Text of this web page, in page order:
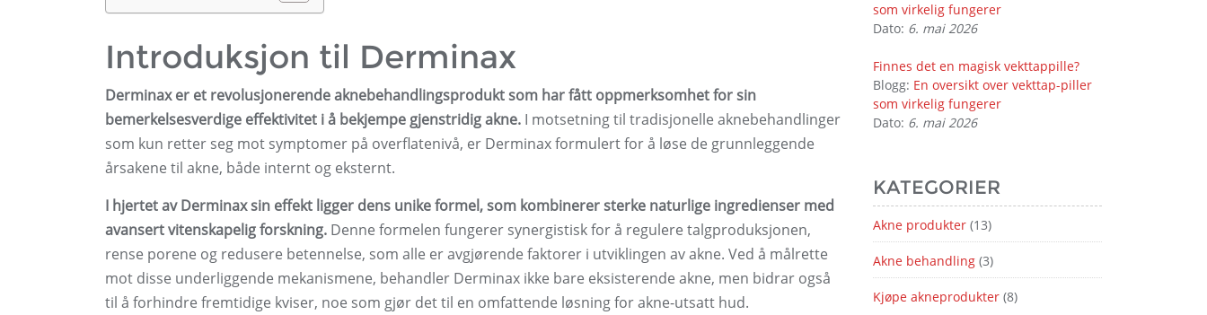
Introduksjon til Derminax
Derminax er et revolusjonerende aknebehandlingsprodukt som har fått oppmerksomhet for sin
bemerkelsesverdige effektivitet i å bekjempe gjenstridig akne. I motsetning til tradisjonelle aknebehandlinger
som kun retter seg mot symptomer på overflatenivå, er Derminax formulert for å løse de grunnleggende
årsakene til akne, både internt og eksternt.
I hjertet av Derminax sin effekt ligger dens unike formel, som kombinerer sterke naturlige ingredienser med
avansert vitenskapelig forskning. Denne formelen fungerer synergistisk for å regulere talgproduksjonen,
rense porene og redusere betennelse, som alle er avgjørende faktorer i utviklingen av akne. Ved å målrette
mot disse underliggende mekanismene, behandler Derminax ikke bare eksisterende akne, men bidrar også
til å forhindre fremtidige kviser, noe som gjør det til en omfattende løsning for akne-utsatt hud.
som virkelig fungerer
Dato: 6. mai 2026
Finnes det en magisk vekttappille?
Blogg: En oversikt over vekttap-piller
som virkelig fungerer
Dato: 6. mai 2026
KATEGORIER
Akne produkter (13)
Akne behandling (3)
Kjøpe akneprodukter (8)